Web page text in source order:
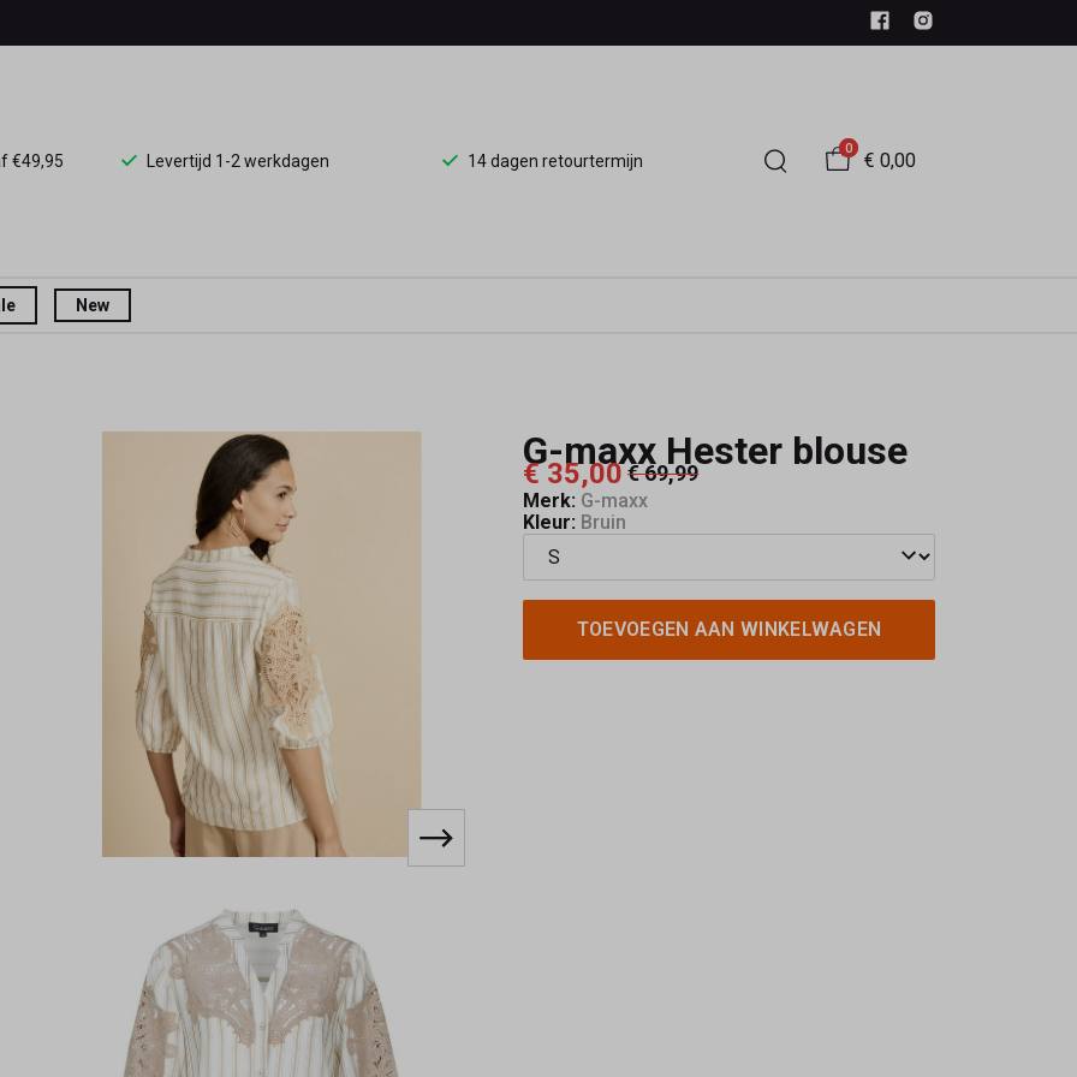
€49,95 Levertijd 1-2 werkdagen 14 dagen retourtermijn
0
€ 0,00
New
G-maxx Hester blouse
€ 35,00€ 69,99
Merk: G-maxx
Kleur: Bruin
TOEVOEGEN AAN WINKELWAGEN